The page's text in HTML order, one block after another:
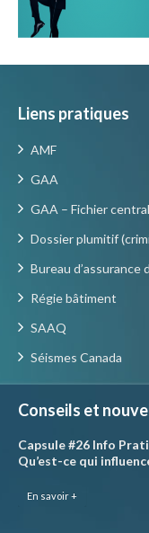
Liens pratiques
AMF
GAA
GAA – Fichier
Dossier plumitif
Bureau d’assurance
Régie bâtiment
SAAQ
Séismes Canada
Conseils et
Capsule #26 Info
Qu’est-ce qui
En savoir +